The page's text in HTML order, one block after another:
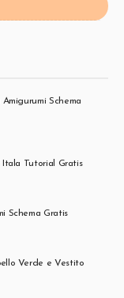
Schema
Itala Tutorial Gratis
Schema Gratis
Verde e Vestito